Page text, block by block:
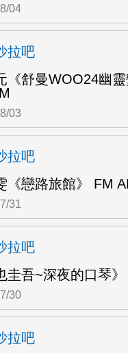
04
拉吧
《舒曼WOO24幽靈
03
拉吧
《戀路旅館》 FM
31
拉吧
圭吾~深夜的口琴
30
拉吧